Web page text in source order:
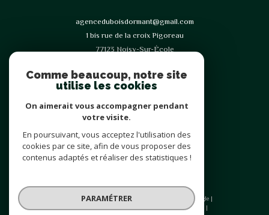
agenceduboisdormant@gmail.com
1 bis rue de la croix Pigoreau
77123
Noisy-Sur-École
Adhérents
© 2026 | Tous droits réservés | Traduction powered by Google |
Plan du site
Mentions légales Admin
Nos liens
Comme beaucoup, notre site
utilise les cookies
On aimerait vous accompagner pendant
votre visite.
En poursuivant, vous acceptez l'utilisation des
cookies par ce site, afin de vous proposer des
contenus adaptés et réaliser des statistiques !
PARAMÉTRER